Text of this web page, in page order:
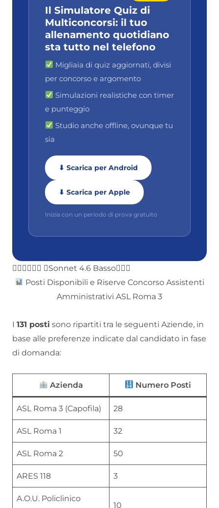
Il Simulatore Quiz di
Multiconcorsi: il tuo
allenamento quotidiano
sta tutto nel telefono
Migliaia di quiz aggiornati, divisi
per concorso e argomento
Simulazioni realistiche con timer
e punteggio
Studio anche offline, ovunque tu
sia
⬇ Scarica per Android
⬇ Scarica per Apple
Inizia con un periodo di prova gratuito
 Sonnet 4.6 Basso
Posti Disponibili e Riserve Concorso Assistenti
Amministrativi ASL Roma 3
I 131 posti sono ripartiti tra le seguenti Aziende, in
base alle preferenze indicate dal candidato in fase
di domanda:
Azienda Numero Posti
ASL Roma 3 (Capofila) 28
ASL Roma 1 32
ASL Roma 2 50
ARES 118 3
A.O.U. Policlinico
10